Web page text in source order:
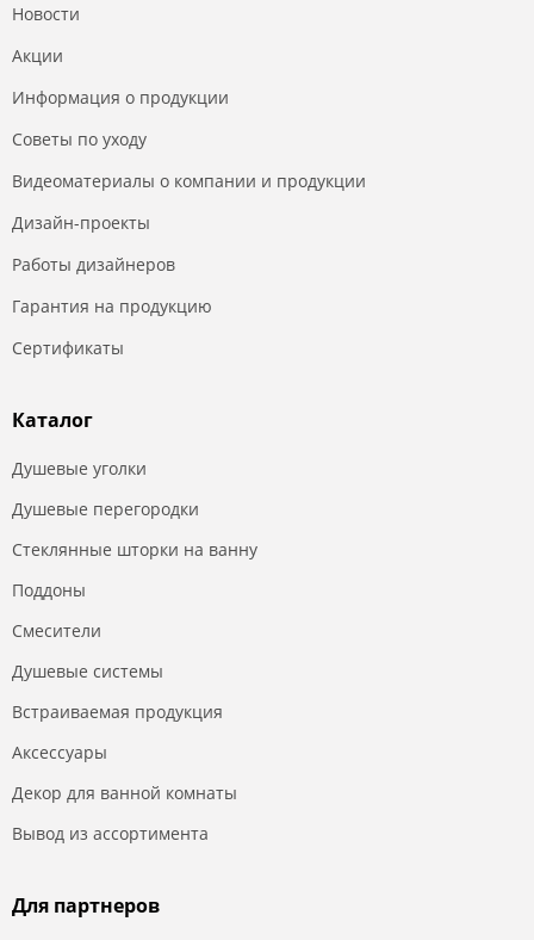
Новости
Акции
Информация о продукции
Советы по уходу
Видеоматериалы о компании и продукции
Дизайн-проекты
Работы дизайнеров
Гарантия на продукцию
Сертификаты
Каталог
Душевые уголки
Душевые перегородки
Стеклянные шторки на ванну
Поддоны
Смесители
Душевые системы
Встраиваемая продукция
Аксессуары
Декор для ванной комнаты
Вывод из ассортимента
Для партнеров